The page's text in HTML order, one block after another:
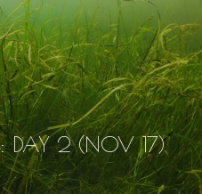
DAY 2 (NOV 17)